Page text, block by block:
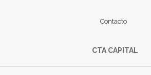
Contacto
CTA CAPITAL